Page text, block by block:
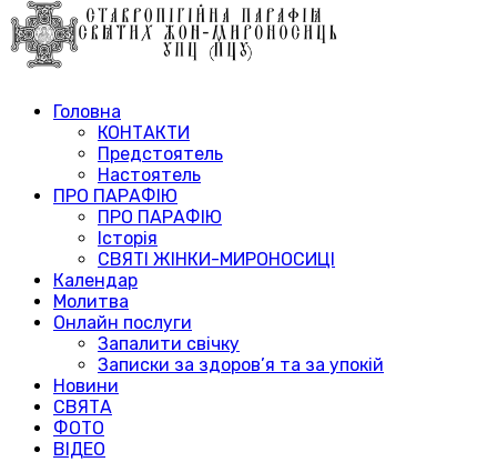
Головна
КОНТАКТИ
Предстоятель
Настоятель
ПРО ПАРАФІЮ
ПРО ПАРАФІЮ
Історія
СВЯТІ ЖІНКИ-МИРОНОСИЦІ
Календар
Молитва
Онлайн послуги
Запалити свічку
Записки за здоров’я та за упокій
Новини
СВЯТА
ФОТО
ВІДЕО